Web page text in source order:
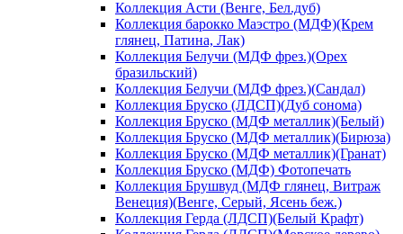
Коллекция Асти (Венге, Бел.дуб)
Коллекция барокко Маэстро (МДФ)(Крем
глянец, Патина, Лак)
Коллекция Белучи (МДФ фрез.)(Орех
бразильский)
Коллекция Белучи (МДФ фрез.)(Сандал)
Коллекция Бруско (ЛДСП)(Дуб сонома)
Коллекция Бруско (МДФ металлик)(Белый)
Коллекция Бруско (МДФ металлик)(Бирюза)
Коллекция Бруско (МДФ металлик)(Гранат)
Коллекция Бруско (МДФ) Фотопечать
Коллекция Брушвуд (МДФ глянец, Витраж
Венеция)(Венге, Серый, Ясень беж.)
Коллекция Герда (ЛДСП)(Белый Крафт)